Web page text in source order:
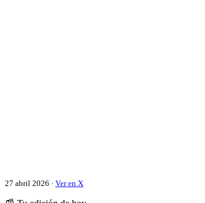
27 abril 2026 · Ver en X